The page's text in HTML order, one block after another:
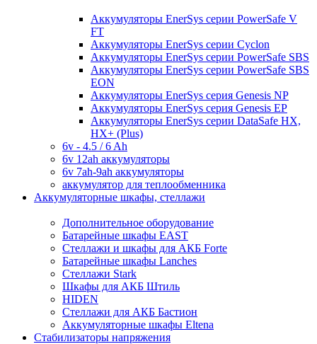
Аккумуляторы EnerSys серии PowerSafe V
FT
Аккумуляторы EnerSys серии Cyclon
Аккумуляторы EnerSys серии PowerSafe SBS
Аккумуляторы EnerSys серии PowerSafe SBS
EON
Аккумуляторы EnerSys серия Genesis NP
Аккумуляторы EnerSys серия Genesis EP
Аккумуляторы EnerSys серии DataSafe HX,
HX+ (Plus)
6v - 4.5 / 6 Ah
6v 12ah аккумуляторы
6v 7ah-9ah аккумуляторы
аккумулятор для теплообменника
Аккумуляторные шкафы, стеллажи
Дополнительное оборудование
Батарейные шкафы EAST
Стеллажи и шкафы для АКБ Forte
Батарейные шкафы Lanches
Стеллажи Stark
Шкафы для АКБ Штиль
HIDEN
Стеллажи для АКБ Бастион
Аккумуляторные шкафы Eltena
Стабилизаторы напряжения